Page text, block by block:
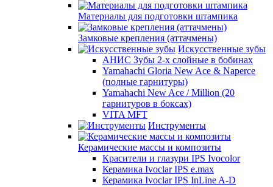
Материалы для подготовки штампика
Замковые крепления (аттачмены)
Искусственные зубы
АНИС Зубы 2-х слойные в бобинах
Yamahachi Gloria New Ace & Naperce
(полные гарнитуры)
Yamahachi New Ace / Million (20
гарнитуров в боксах)
VITA MFT
Инструменты
Керамические массы и композиты
Красители и глазури IPS Ivocolor
Керамика Ivoclar IPS e.max
Керамика Ivoclar IPS InLine A-D